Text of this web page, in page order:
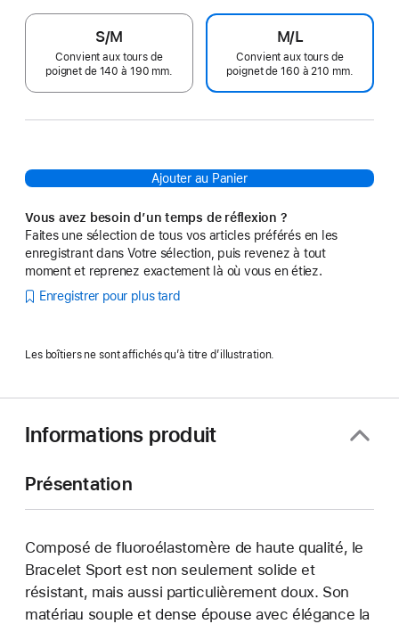
S/M
Convient aux tours de
poignet de 140 à 190 mm.
M/L
Convient aux tours de
poignet de 160 à 210 mm.
Ajouter au Panier
Vous avez besoin d’un temps de réflexion ?
Faites une sélection de tous vos articles préférés en les
enregistrant dans Votre sélection, puis revenez à tout
moment et reprenez exactement là où vous en étiez.
Enregistrer pour plus tard
Les boîtiers ne sont affichés qu’à titre d’illustration.
Informations produit
Présentation
Composé de fluoroélastomère de haute qualité, le
Bracelet Sport est non seulement solide et
résistant, mais aussi particulièrement doux. Son
matériau souple et dense épouse avec élégance la